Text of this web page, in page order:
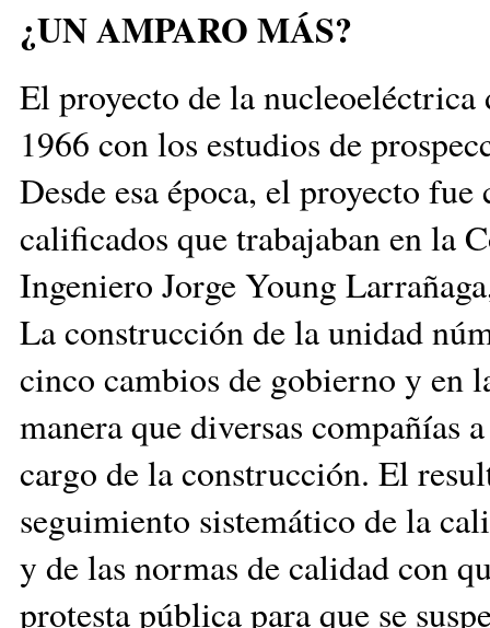
¿UN AMPARO MÁS?
El proyecto de la
1966 con los estudios de
Desde esa época, el proyecto
calificados que trabajaban en la
Ingeniero Jorge Young
La construcción de la unidad
cinco cambios de gobierno y en
manera que diversas compañías
cargo de la construcción. El
seguimiento sistemático de la
y de las normas de calidad con
protesta pública para que se